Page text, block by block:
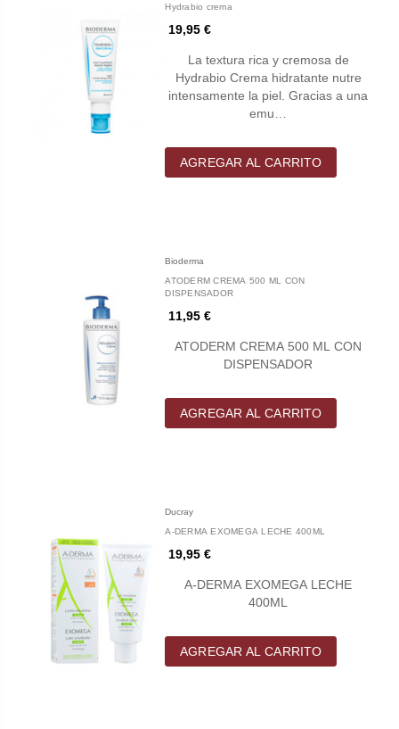
Hydrabio crema
19,95 €
La textura rica y cremosa de
Hydrabio Crema hidratante nutre
intensamente la piel. Gracias a una
emu…
AGREGAR AL CARRITO
Bioderma
ATODERM CREMA 500 ML CON
DISPENSADOR
11,95 €
ATODERM CREMA 500 ML CON
DISPENSADOR
AGREGAR AL CARRITO
Ducray
A-DERMA EXOMEGA LECHE 400ML
19,95 €
A-DERMA EXOMEGA LECHE
400ML
AGREGAR AL CARRITO